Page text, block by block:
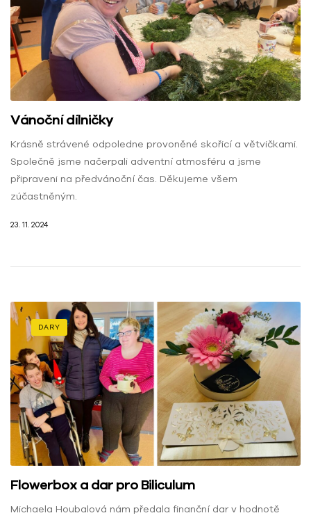
Vánoční dílničky
Krásně strávené odpoledne provoněné skořicí a větvičkami.
Společně jsme načerpali adventní atmosféru a jsme
připraveni na předvánoční čas. Děkujeme všem
zúčastněným.
23. 11. 2024
DARY
Flowerbox a dar pro Biliculum
Michaela Houbalová nám předala finanční dar v hodnotě